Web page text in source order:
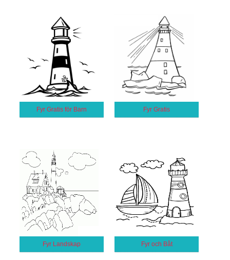
Fyr Gratis för Barn Fyr Gratis
Fyr Landskap Fyr och Båt